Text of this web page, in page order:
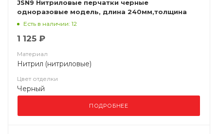
JSN9 Нитриловые перчатки черные
одноразовые модель, длина 240мм,толщина
0,15мм
Есть в наличии: 12
1 125 ₽
Материал
Нитрил (нитриловые)
Цвет отделки
Черный
ПОДРОБНЕЕ